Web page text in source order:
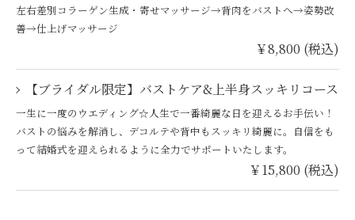
左右差別コラーゲン生成・寄せマッサージ→背肉をバストへ→姿勢改
善→仕上げマッサージ
￥8,800 (税込)
【ブライダル限定】バストケア&上半身スッキリコース
一生に一度のウエディング☆人生で一番綺麗な日を迎えるお手伝い！
バストの悩みを解消し、デコルテや背中もスッキリ綺麗に。自信をも
って結婚式を迎えられるように全力でサポートいたします。
￥15,800 (税込)